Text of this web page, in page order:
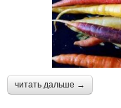
читать дальше →